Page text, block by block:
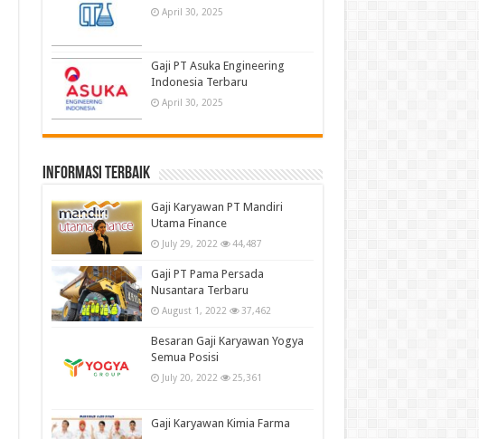
April 30, 2025
Gaji PT Asuka Engineering
Indonesia Terbaru
April 30, 2025
informasi terbaik
Gaji Karyawan PT Mandiri
Utama Finance
July 29, 2022 44,487
Gaji PT Pama Persada
Nusantara Terbaru
August 1, 2022 37,462
Besaran Gaji Karyawan Yogya
Semua Posisi
July 20, 2022 25,361
Gaji Karyawan Kimia Farma